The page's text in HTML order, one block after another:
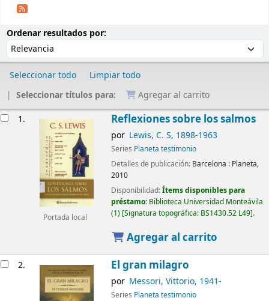
Ordenar resultados por:
Seleccionar todo
Limpiar todo
Seleccionar títulos para:
Agregar al carrito
1.
Portada local
Reflexiones sobre los salmos
por Lewis, C. S, 1898-1963
Series Planeta testimonio
Detalles de publicación: Barcelona : Planeta,
2010
Disponibilidad:Ítems disponibles para
préstamo: Biblioteca Universidad Monteávila
(1) Signatura topográfica: BS1430.52 L49 .
Agregar al carrito
2. El gran milagro
por Messori, Vittorio, 1941-
Series Planeta testimonio